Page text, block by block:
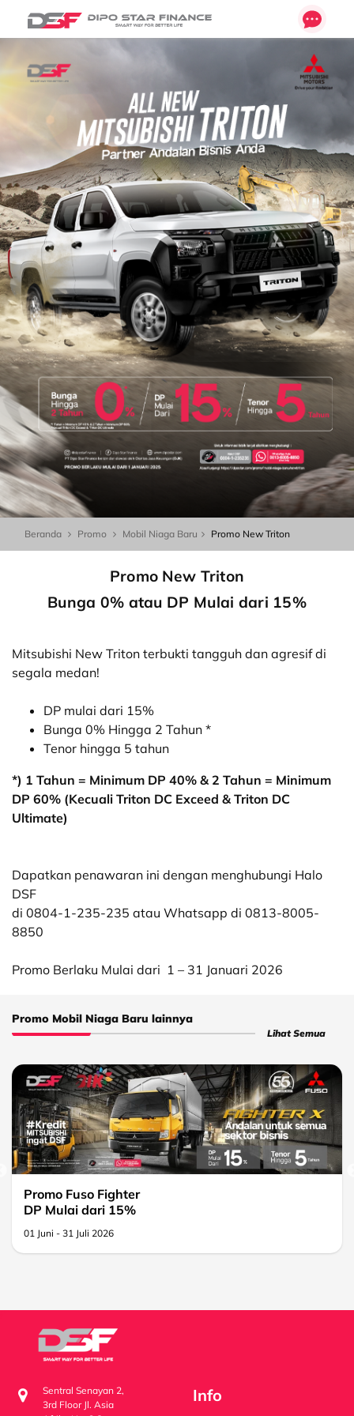
Beranda Promo Mobil Niaga Baru Promo New Triton
Promo New Triton
Bunga 0% atau DP Mulai dari 15%
Mitsubishi New Triton terbukti tangguh dan agresif di
segala medan!
DP mulai dari 15%
Bunga 0% Hingga 2 Tahun *
Tenor hingga 5 tahun
*) 1 Tahun = Minimum DP 40% & 2 Tahun = Minimum
DP 60% (Kecuali Triton DC Exceed & Triton DC
Ultimate)
Dapatkan penawaran ini dengan menghubungi Halo
DSF
di 0804-1-235-235 atau Whatsapp di 0813-8005-
8850
Promo Berlaku Mulai dari 1 – 31 Januari 2026
Promo Mobil Niaga Baru lainnya
Lihat Semua
Promo Fuso Fighter
DP Mulai dari 15%
01 Juni - 31 Juli 2026
Sentral Senayan 2,
3rd Floor Jl. Asia
Info